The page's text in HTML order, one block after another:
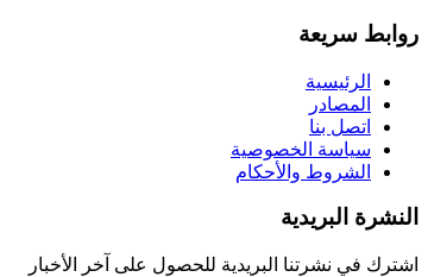
روابط سريعة
الرئيسية
المصادر
اتصل بنا
سياسة الخصوصية
الشروط والأحكام
النشرة البريدية
اشترك في نشرتنا البريدية للحصول على آخر الأخبار